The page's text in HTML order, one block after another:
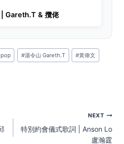
| Gareth.T & 攬佬
#湯令山 Gareth.T #黃偉文
NEXT
特別約會儀式歌詞 | Anson Lo
盧瀚霆